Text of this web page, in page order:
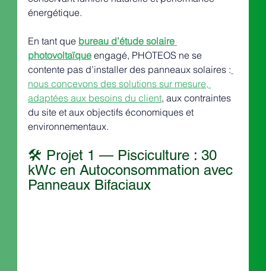
énergétique.
En tant que bureau d’étude solaire
photovoltaïque engagé, PHOTEOS ne se
contente pas d’installer des panneaux solaires :
nous concevons des solutions sur mesure,
adaptées aux besoins du client, aux contraintes
du site et aux objectifs économiques et
environnementaux.
🛠️ Projet 1 — Pisciculture : 30
kWc en Autoconsommation avec
Panneaux Bifaciaux